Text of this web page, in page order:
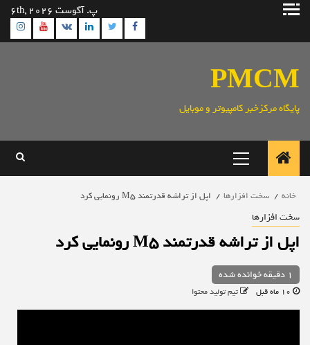
پرش
پ. آگوست 6th, 2026
Facebook
Twitter
Linkedin
VK
PMCM
پایگاه مرکزخبر کامپیوتر و موبایل
اصلی
خانه سخت افزارها اپل از تراشه قدرتمند M5 رونمایی کرد
سخت افزارها
اپل از تراشه قدرتمند M5 رونمایی کرد
1 دقیقه خوانده شده
تیم تولید محتوا